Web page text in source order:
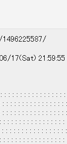
06/17(Sat)
: : : : : : : : : : : : : :
: : : : : : : : : : : : : :
: : : : : : : : : : : : : :
: : : : : : : : : : : : :
: : : : : : : : : : : : : :
: : : : : : : : : : : : : :